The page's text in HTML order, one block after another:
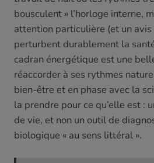
bousculent » l’horloge interne,
attention particulière (et un avis
perturbent durablement la
cadran énergétique est une
réaccorder à ses rythmes
bien-être et en phase avec la
la prendre pour ce qu’elle est :
de vie, et non un outil de
biologique « au sens littéral ».